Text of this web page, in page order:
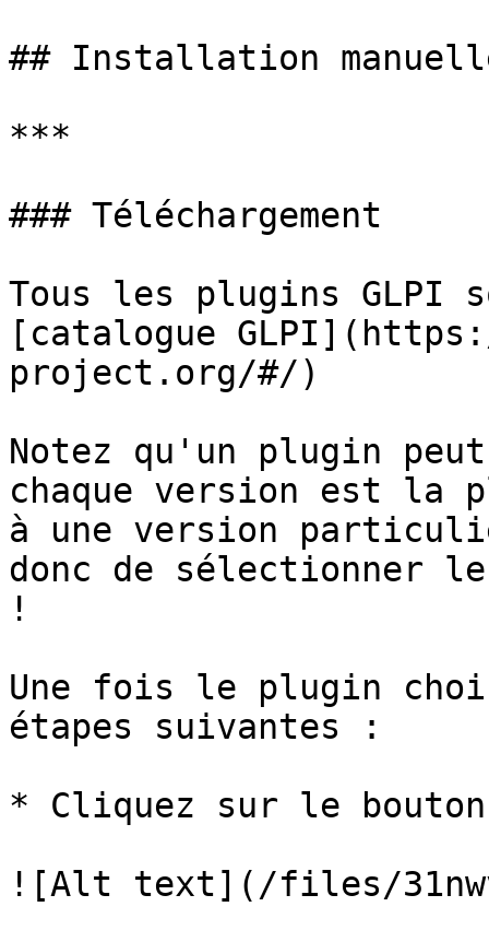
## Installation
***
### Téléchargement
Tous les plugins GLPI
[catalogue
project.org/#/)
Notez qu'un plugin
chaque version est la
à une version
donc de sélectionner
!
Une fois le plugin
étapes suivantes :
* Cliquez sur le bouton
![Alt text](/files/